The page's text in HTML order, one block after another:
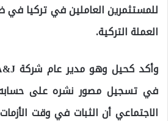
للمستثمرين العاملين في تركيا في
العملة التركية.
في تسجيل مصور نشره على
الاجتماعي أن الثبات في وقت